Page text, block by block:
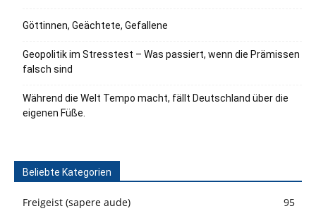
Göttinnen, Geächtete, Gefallene
Geopolitik im Stresstest – Was passiert, wenn die Prämissen
falsch sind
Während die Welt Tempo macht, fällt Deutschland über die
eigenen Füße.
Beliebte Kategorien
Freigeist (sapere aude)
95